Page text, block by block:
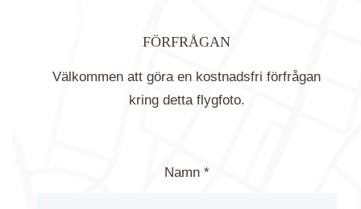
FÖRFRÅGAN
Välkommen att göra en kostnadsfri förfrågan
kring detta flygfoto.
Namn *